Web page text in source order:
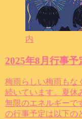
内
2025年8月行事予
梅雨らしい梅雨もな
続いています。夏休
無限のエネルギーで
の行事予定は以下の